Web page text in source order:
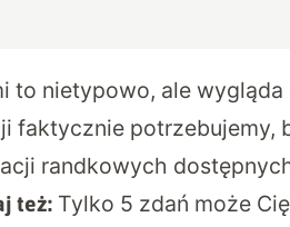
to nietypowo, ale
faktycznie potrzebujemy,
randkowych
też: Tylko 5 zdań może